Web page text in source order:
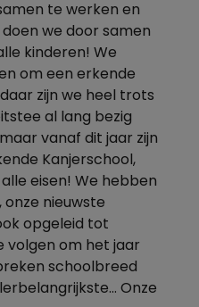
te werken en
we door samen
kinderen! We
om een erkende
zijn we heel trots
al lang bezig
vanaf dit jaar zijn
Kanjerschool,
eisen! We hebben
nieuwste
opgeleid tot
volgen om het jaar
schoolbreed
Onze